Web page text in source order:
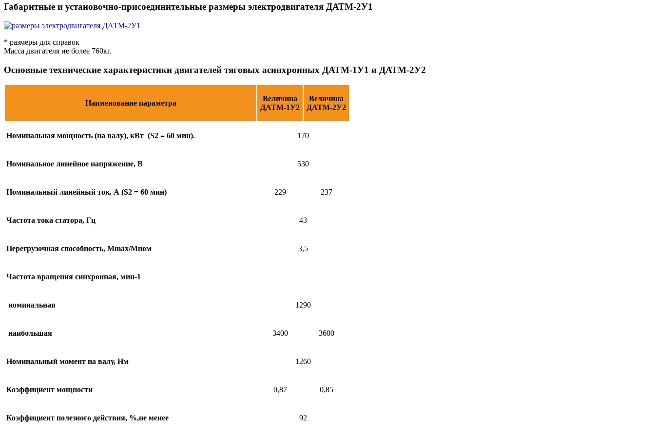
Габаритные и установочно-присоединительные размеры электродвигателя ДАТМ-2У1
* размеры для справок
Масса двигателя не более 760кг.
Основные технические характеристики двигателей тяговых асинхронных ДАТМ-1У1 и ДАТМ-2У2
Наименование параметра
Величина
ДАТМ-1У2
Величина
ДАТМ-2У2
Номинальная мощность (на валу), кВт (S2 = 60 мин). 170
Номинальное линейное напряжение, В 530
Номинальный линейный ток, А (S2 = 60 мин) 229 237
Частота тока статора, Гц 43
Перегрузочная способность, Mmax/Mном 3,5
Частота вращения синхронная, мин-1
номинальная 1290
наибольшая 3400 3600
Номинальный момент на валу, Нм 1260
Коэффициент мощности 0,87 0,85
Коэффициент полезного действия, %,не менее 92